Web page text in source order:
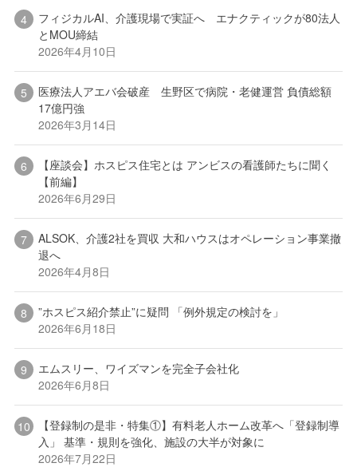
フィジカルAI、介護現場で実証へ エナクティックが80法人
とMOU締結
2026年4月10日
医療法人アエバ会破産 生野区で病院・老健運営 負債総額
17億円強
2026年3月14日
【座談会】ホスピス住宅とは アンビスの看護師たちに聞く
【前編】
2026年6月29日
ALSOK、介護2社を買収 大和ハウスはオペレーション事業撤
退へ
2026年4月8日
”ホスピス紹介禁止”に疑問 「例外規定の検討を」
2026年6月18日
エムスリー、ワイズマンを完全子会社化
2026年6月8日
【登録制の是非・特集①】有料老人ホーム改革へ「登録制導
入」 基準・規則を強化、施設の大半が対象に
2026年7月22日